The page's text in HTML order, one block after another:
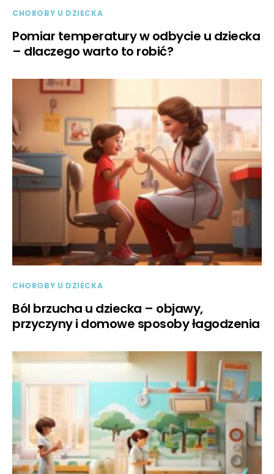
CHOROBY U DZIECKA
Pomiar temperatury w odbycie u dziecka
– dlaczego warto to robić?
CHOROBY U DZIECKA
Ból brzucha u dziecka – objawy,
przyczyny i domowe sposoby łagodzenia